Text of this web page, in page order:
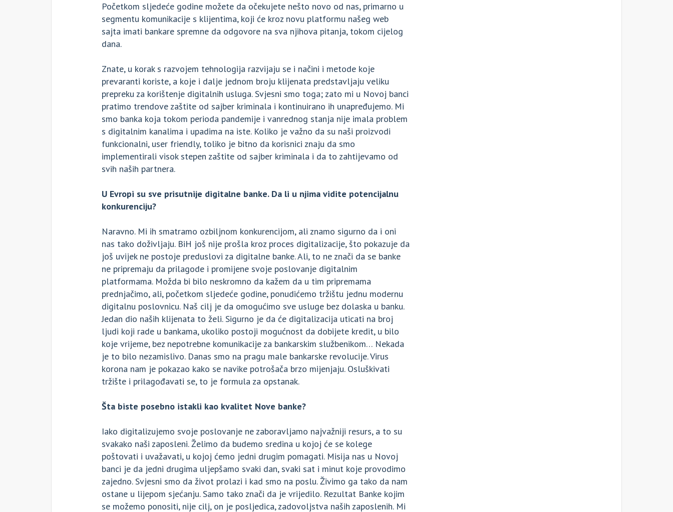
Početkom sljedeće godine možete da očekujete nešto novo od nas, primarno u
segmentu komunikacije s klijentima, koji će kroz novu platformu našeg web
sajta imati bankare spremne da odgovore na sva njihova pitanja, tokom cijelog
dana.
Znate, u korak s razvojem tehnologija razvijaju se i načini i metode koje
prevaranti koriste, a koje i dalje jednom broju klijenata predstavljaju veliku
prepreku za korištenje digitalnih usluga. Svjesni smo toga; zato mi u Novoj banci
pratimo trendove zaštite od sajber kriminala i kontinuirano ih unapređujemo. Mi
smo banka koja tokom perioda pandemije i vanrednog stanja nije imala problem
s digitalnim kanalima i upadima na iste. Koliko je važno da su naši proizvodi
funkcionalni, user friendly, toliko je bitno da korisnici znaju da smo
implementirali visok stepen zaštite od sajber kriminala i da to zahtijevamo od
svih naših partnera.
U Evropi su sve prisutnije digitalne banke. Da li u njima vidite potencijalnu
konkurenciju?
Naravno. Mi ih smatramo ozbiljnom konkurencijom, ali znamo sigurno da i oni
nas tako doživljaju. BiH još nije prošla kroz proces digitalizacije, što pokazuje da
još uvijek ne postoje preduslovi za digitalne banke. Ali, to ne znači da se banke
ne pripremaju da prilagode i promijene svoje poslovanje digitalnim
platformama. Možda bi bilo neskromno da kažem da u tim pripremama
prednjačimo, ali, početkom sljedeće godine, ponudićemo tržištu jednu modernu
digitalnu poslovnicu. Naš cilj je da omogućimo sve usluge bez dolaska u banku.
Jedan dio naših klijenata to želi. Sigurno je da će digitalizacija uticati na broj
ljudi koji rade u bankama, ukoliko postoji mogućnost da dobijete kredit, u bilo
koje vrijeme, bez nepotrebne komunikacije za bankarskim službenikom… Nekada
je to bilo nezamislivo. Danas smo na pragu male bankarske revolucije. Virus
korona nam je pokazao kako se navike potrošača brzo mijenjaju. Osluškivati
tržište i prilagođavati se, to je formula za opstanak.
Šta biste posebno istakli kao kvalitet Nove banke?
Iako digitalizujemo svoje poslovanje ne zaboravljamo najvažniji resurs, a to su
svakako naši zaposleni. Želimo da budemo sredina u kojoj će se kolege
poštovati i uvažavati, u kojoj ćemo jedni drugim pomagati. Misija nas u Novoj
banci je da jedni drugima uljepšamo svaki dan, svaki sat i minut koje provodimo
zajedno. Svjesni smo da život prolazi i kad smo na poslu. Živimo ga tako da nam
ostane u lijepom sjećanju. Samo tako znači da je vrijedilo. Rezultat Banke kojim
se možemo ponositi, nije cilj, on je posljedica, zadovoljstva naših zaposlenih. Mi